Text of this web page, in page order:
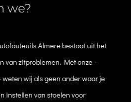
we?
Almere bestaat uit het
van zitproblemen. Met onze –
wij als geen ander waar je
instellen van stoelen voor